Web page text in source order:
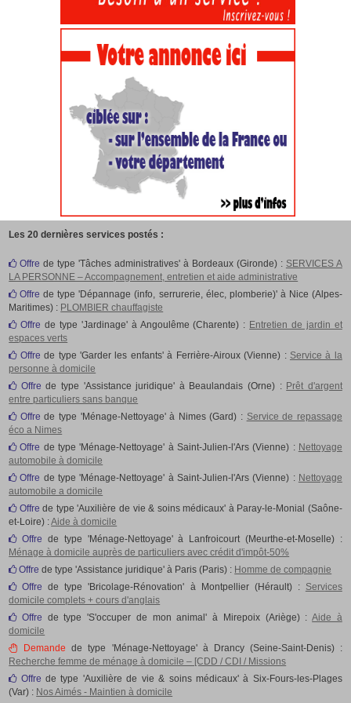
Les 20 dernières services postés :
Offre de type 'Tâches administratives' à Bordeaux (Gironde) : SERVICES A
LA PERSONNE – Accompagnement, entretien et aide administrative
Offre de type 'Dépannage (info, serrurerie, élec, plomberie)' à Nice (Alpes-
Maritimes) : PLOMBIER chauffagiste
Offre de type 'Jardinage' à Angoulême (Charente) : Entretien de jardin et
espaces verts
Offre de type 'Garder les enfants' à Ferrière-Airoux (Vienne) : Service à la
personne à domicile
Offre de type 'Assistance juridique' à Beaulandais (Orne) : Prêt d'argent
entre particuliers sans banque
Offre de type 'Ménage-Nettoyage' à Nimes (Gard) : Service de repassage
éco a Nimes
Offre de type 'Ménage-Nettoyage' à Saint-Julien-l'Ars (Vienne) : Nettoyage
automobile à domicile
Offre de type 'Ménage-Nettoyage' à Saint-Julien-l'Ars (Vienne) : Nettoyage
automobile a domicile
Offre de type 'Auxilière de vie & soins médicaux' à Paray-le-Monial (Saône-
et-Loire) :Aide à domicile
Offre de type 'Ménage-Nettoyage' à Lanfroicourt (Meurthe-et-Moselle) :
Ménage à domicile auprès de particuliers avec crédit d'impôt-50%
Offre de type 'Assistance juridique' à Paris (Paris) : Homme de compagnie
Offre de type 'Bricolage-Rénovation' à Montpellier (Hérault) : Services
domicile complets + cours d'anglais
Offre de type 'S'occuper de mon animal' à Mirepoix (Ariège) :Aide à
domicile
Demande de type 'Ménage-Nettoyage' à Drancy (Seine-Saint-Denis) :
Recherche femme de ménage à domicile – [CDD / CDI / Missions
Offre de type 'Auxilière de vie & soins médicaux' à Six-Fours-les-Plages
(Var) : Nos Aimés - Maintien à domicile